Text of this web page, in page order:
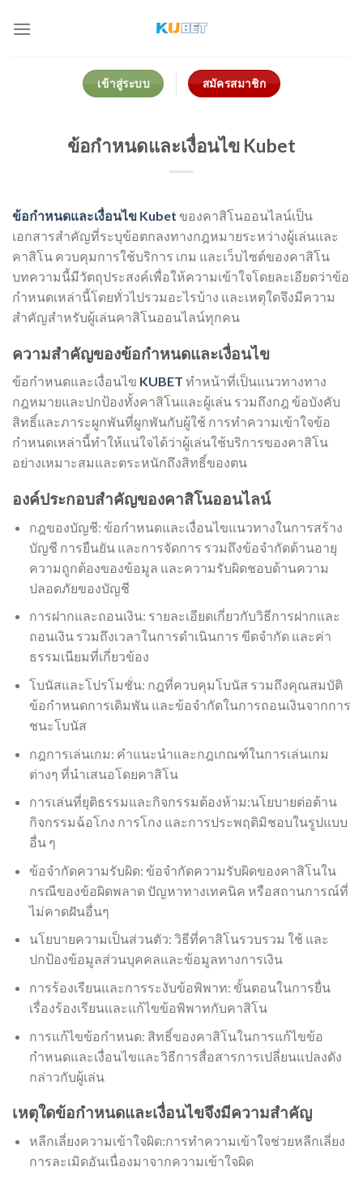
เข้าสู่ระบบ สมัครสมาชิก
ข้อกำหนดและเงื่อนไข Kubet
ข้อกำหนดและเงื่อนไข Kubet ของคาสิโนออนไลน์เป็น
เอกสารสำคัญที่ระบุข้อตกลงทางกฎหมายระหว่างผู้เล่นและ
คาสิโน ควบคุมการใช้บริการ เกม และเว็บไซต์ของคาสิโน
บทความนี้มีวัตถุประสงค์เพื่อให้ความเข้าใจโดยละเอียดว่าข้อ
กำหนดเหล่านี้โดยทั่วไปรวมอะไรบ้าง และเหตุใดจึงมีความ
สำคัญสำหรับผู้เล่นคาสิโนออนไลน์ทุกคน
ความสำคัญของข้อกำหนดและเงื่อนไข
ข้อกำหนดและเงื่อนไข KUBET ทำหน้าที่เป็นแนวทางทาง
กฎหมายและปกป้องทั้งคาสิโนและผู้เล่น รวมถึงกฎ ข้อบังคับ
สิทธิ์และภาระผูกพันที่ผูกพันกับผู้ใช้ การทำความเข้าใจข้อ
กำหนดเหล่านี้ทำให้แน่ใจได้ว่าผู้เล่นใช้บริการของคาสิโน
อย่างเหมาะสมและตระหนักถึงสิทธิ์ของตน
องค์ประกอบสำคัญของคาสิโนออนไลน์
กฎของบัญชี: ข้อกำหนดและเงื่อนไขแนวทางในการสร้าง
บัญชี การยืนยัน และการจัดการ รวมถึงข้อจำกัดด้านอายุ
ความถูกต้องของข้อมูล และความรับผิดชอบด้านความ
ปลอดภัยของบัญชี
การฝากและถอนเงิน: รายละเอียดเกี่ยวกับวิธีการฝากและ
ถอนเงิน รวมถึงเวลาในการดำเนินการ ขีดจำกัด และค่า
ธรรมเนียมที่เกี่ยวข้อง
โบนัสและโปรโมชั่น: กฎที่ควบคุมโบนัส รวมถึงคุณสมบัติ
ข้อกำหนดการเดิมพัน และข้อจำกัดในการถอนเงินจากการ
ชนะโบนัส
กฎการเล่นเกม: คำแนะนำและกฎเกณฑ์ในการเล่นเกม
ต่างๆ ที่นำเสนอโดยคาสิโน
การเล่นที่ยุติธรรมและกิจกรรมต้องห้าม:นโยบายต่อต้าน
กิจกรรมฉ้อโกง การโกง และการประพฤติมิชอบในรูปแบบ
อื่น ๆ
ข้อจำกัดความรับผิด: ข้อจำกัดความรับผิดของคาสิโนใน
กรณีของข้อผิดพลาด ปัญหาทางเทคนิค หรือสถานการณ์ที่
ไม่คาดฝันอื่นๆ
นโยบายความเป็นส่วนตัว: วิธีที่คาสิโนรวบรวม ใช้ และ
ปกป้องข้อมูลส่วนบุคคลและข้อมูลทางการเงิน
การร้องเรียนและการระงับข้อพิพาท: ขั้นตอนในการยื่น
เรื่องร้องเรียนและแก้ไขข้อพิพาทกับคาสิโน
การแก้ไขข้อกำหนด: สิทธิ์ของคาสิโนในการแก้ไขข้อ
กำหนดและเงื่อนไขและวิธีการสื่อสารการเปลี่ยนแปลงดัง
กล่าวกับผู้เล่น
เหตุใดข้อกำหนดและเงื่อนไขจึงมีความสำคัญ
หลีกเลี่ยงความเข้าใจผิด:การทำความเข้าใจช่วยหลีกเลี่ยง
การละเมิดอันเนื่องมาจากความเข้าใจผิด